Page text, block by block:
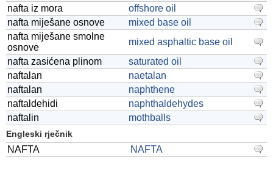
nafta iz mora
offshore oil
nafta miješane osnove
mixed base oil
nafta miješane smolne
osnove
mixed asphaltic base oil
nafta zasićena plinom
saturated oil
naftalan
naetalan
naftalan
naphthene
naftaldehidi
naphthaldehydes
naftalin
mothballs
Engleski rječnik
NAFTA NAFTA